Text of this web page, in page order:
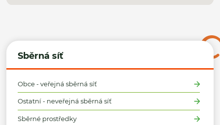
Sběrná síť
Obce - veřejná sběrná síť
Ostatní - neveřejná sběrná síť
Sběrné prostředky